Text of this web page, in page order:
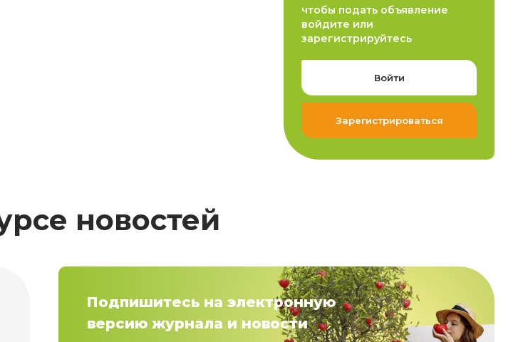
чтобы подать объявление
войдите или
зарегистрируйтесь
Войти
Зарегистрироваться
новостей
Подпишитесь на электронную
версию журнала и новости